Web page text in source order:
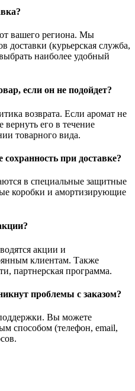
вашего региона. Мы
доставки (курьерская служба,
наиболее удобный
если он не подойдет?
возврата. Если аромат не
его в течение
товарного вида.
при доставке?
в специальные защитные
коробки и амортизирующие
акции и
клиентам. Также
партнерская программа.
проблемы с заказом?
Вы можете
способом (телефон, email,